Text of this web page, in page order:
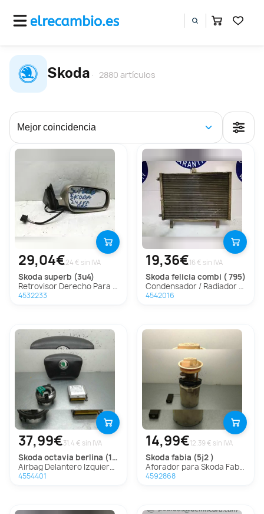
Skoda 2880 artículos
29,04€24 € sin IVA
skoda superb (3u4)
Retrovisor Derecho Para Skoda Superb
4532233
19,36€16 € sin IVA
skoda felicia combi ( 795)
Condensador / Radiador Aire Acondicionado Para Skoda Felicia Combi
4542016
37,99€31.4 € sin IVA
skoda octavia berlina (1u2)
Airbag Delantero Izquierdo para Skoda Octavia Berlina (1U2)
4554401
14,99€12.39 € sin IVA
skoda fabia (5j2 )
Aforador para Skoda Fabia (5J2 )
4592868